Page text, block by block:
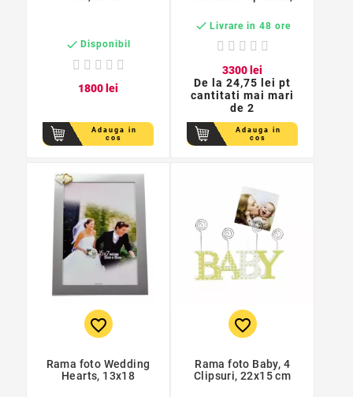
 Disponibil
1800 lei
Adauga in
cos
 Livrare in 48 ore
3300 lei
De la24,75 lei pt
cantitati mai mari
de 2
Adauga in
cos
favorite_border
Rama foto Wedding
Hearts, 13x18
favorite_border
Rama foto Baby, 4
Clipsuri, 22x15 cm